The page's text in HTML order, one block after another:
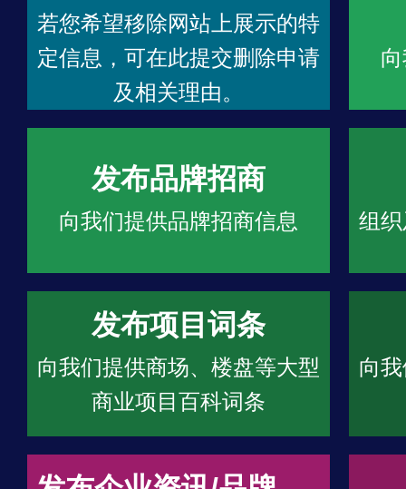
若您希望移除网站上展示的特
定信息，可在此提交删除申请
及相关理由。
发布品牌招商
向我们提供品牌招商信息 组
发布项目词条
向我们提供商场、楼盘等大型
商业项目百科词条
向